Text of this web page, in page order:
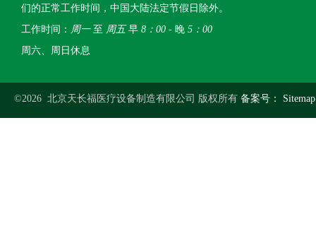
们的正常工作时间，中国大陆法定节假日除外。
工作时间： 周一至 周五早 8：00 - 晚 5：00
周六、周日休息
©2026 北京天长福医疗设备制造有限公司 版权所有 备案号：